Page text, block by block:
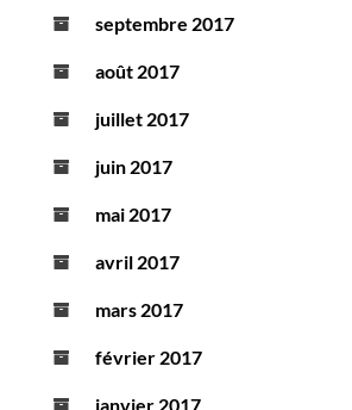
septembre 2017
août 2017
juillet 2017
juin 2017
mai 2017
avril 2017
mars 2017
février 2017
janvier 2017